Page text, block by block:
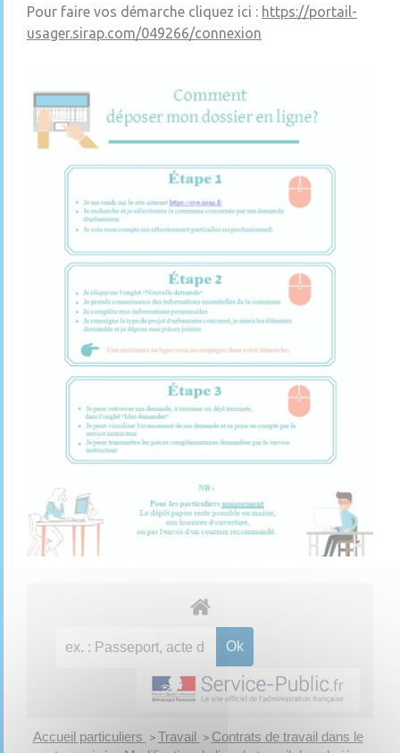
Pour faire vos démarche cliquez ici : https://portail-
usager.sirap.com/049266/connexion
Accueil particuliers > Travail > Contrats de travail dans le